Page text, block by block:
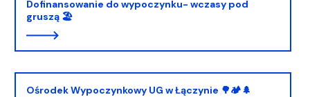
Dofinansowanie do wypoczynku- wczasy pod
gruszą 🏖️
Ośrodek Wypoczynkowy UG w Łączynie 🌳🏕️🌲